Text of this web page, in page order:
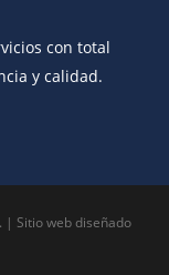
con total
y calidad.
| Sitio web diseñado